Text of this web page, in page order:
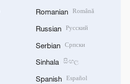
Romanian Română
Russian Русский
Serbian Српски
Sinhala සිංහල
Spanish Español